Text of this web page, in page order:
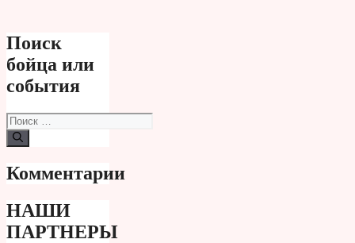
Поиск
бойца или
события
Поиск:
Комментарии
НАШИ
ПАРТНЕРЫ